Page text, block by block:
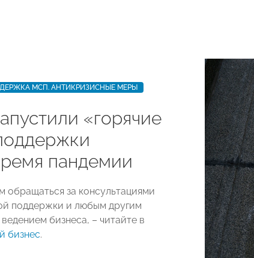
МСП. АНТИКРИЗИСНЫЕ МЕРЫ
«горячие
пандемии
обращаться за консультациями
поддержки и любым другим
бизнеса, – читайте в
бизнес.